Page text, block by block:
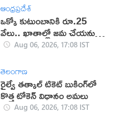
ఆంధ్రప్రదేశ్
ఒక్కో కుటుంబానికి రూ.25
వేలు.. ఖాతాల్లో జ‌మ చేయ‌నున్న
ప్ర‌భుత్వం..!
Aug 06, 2026, 17:08 IST
తెలంగాణ
రైల్వే తత్కాల్ టికెట్ బుకింగ్‌లో
కొత్త టోకెన్ విధానం అమలు
Aug 06, 2026, 17:08 IST